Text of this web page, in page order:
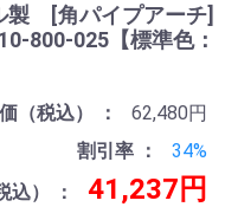
[角パイプアーチ]
800-025【標準色：
（税込）
62,480円
割引率
34%
込）
41,237円